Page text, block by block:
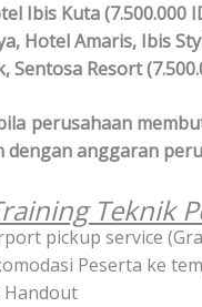
Ibis Kuta (7.500.000
Hotel Amaris, Ibis
Sentosa Resort
perusahaan
dengan anggaran
Teknik
pickup service
Peserta ke
Handout